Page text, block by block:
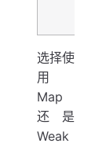
选择使
用
Map
还是
Weak